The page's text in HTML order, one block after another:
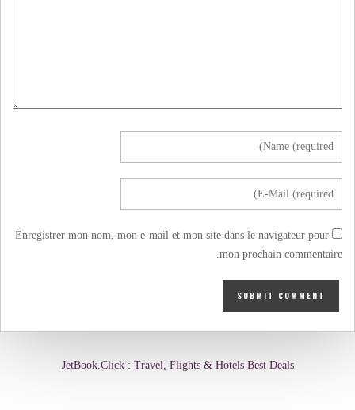
Enregistrer mon nom, mon e-mail et mon site dans le navigateur pour
mon prochain commentaire.
JetBook.Click : Travel, Flights & Hotels Best Deals